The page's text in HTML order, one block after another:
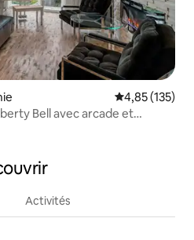
Évaluation
4,85 (135)
Bell avec arcade et
Activités